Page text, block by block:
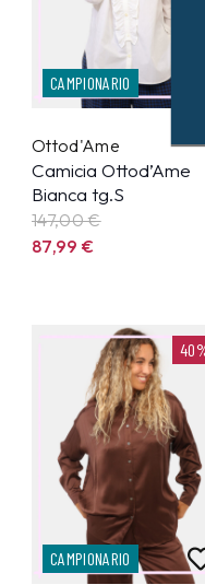
CAMPIONARIO
Ottod'Ame
Camicia Ottod’Ame
Bianca tg.S
147,00 €
87,99€
CAMPIONARIO